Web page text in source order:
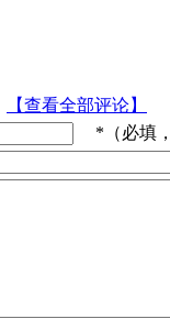
【查看全部评论】
*（必填